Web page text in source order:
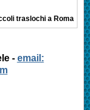
traslochi a Roma
- email: